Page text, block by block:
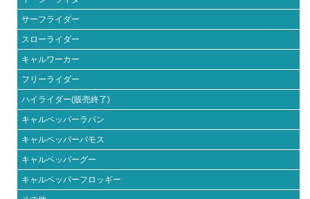
サーフライダー
スローライダー
キャルワーカー
フリーライダー
ハイライダー(販売終了)
キャルペッパーラパン
キャルペッパーバモス
キャルペッパーグー
キャルペッパーフロッギー